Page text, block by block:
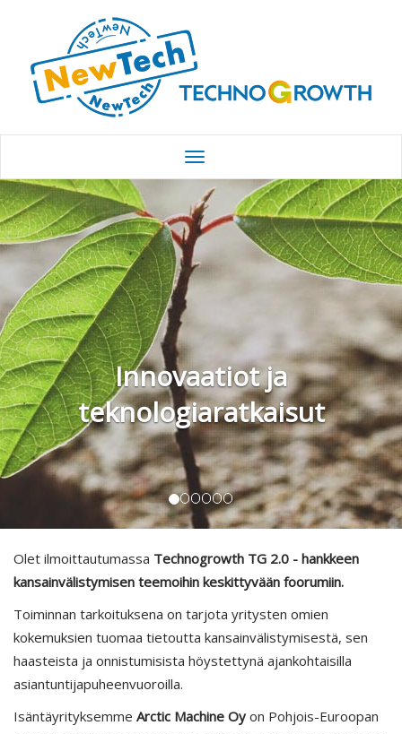
Innovaatiot ja
teknologiaratkaisut
Olet ilmoittautumassa Technogrowth TG 2.0 - hankkeen
kansainvälistymisen teemoihin keskittyvään foorumiin.
Toiminnan tarkoituksena on tarjota yritysten omien
kokemuksien tuomaa tietoutta kansainvälistymisestä, sen
haasteista ja onnistumisista höystettynä ajankohtaisilla
asiantuntijapuheenvuoroilla.
Isäntäyrityksemme Arctic Machine Oy on Pohjois-Euroopan